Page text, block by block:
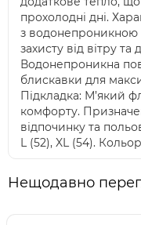
прохолодні дні.
з водонепроникною
захисту від вітру
Водонепроникна
блискавки для
Підкладка: М’який
комфорту.
відпочинку та
L (52), XL (54).
Нещодавно